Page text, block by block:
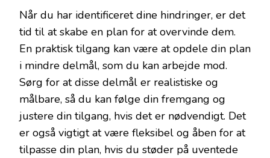
Når du har identificeret dine hindringer, er det
tid til at skabe en plan for at overvinde dem.
En praktisk tilgang kan være at opdele din plan
i mindre delmål, som du kan arbejde mod.
Sørg for at disse delmål er realistiske og
målbare, så du kan følge din fremgang og
justere din tilgang, hvis det er nødvendigt. Det
er også vigtigt at være fleksibel og åben for at
tilpasse din plan, hvis du støder på uventede